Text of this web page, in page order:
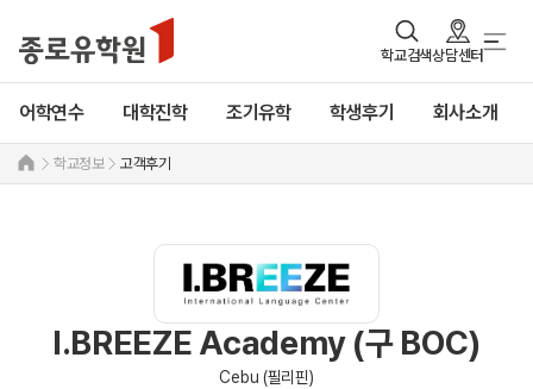
학교검색상담센터
어학연수 대학진학 조기유학 학생후기 회사소개
학교정보 고객후기
I.BREEZE Academy (구 BOC)
Cebu (필리핀)